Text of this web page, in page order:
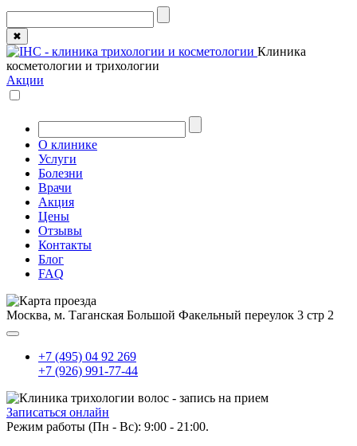
✖
Клиника
косметологии и трихологии
Акции
О клинике
Услуги
Болезни
Врачи
Акция
Цены
Отзывы
Контакты
Блог
FAQ
Москва, м. Таганская Большой Факельный переулок 3 стр 2
+7 (495) 04 92 269
+7 (926) 991-77-44
Записаться онлайн
Режим работы (Пн - Вс): 9:00 - 21:00.